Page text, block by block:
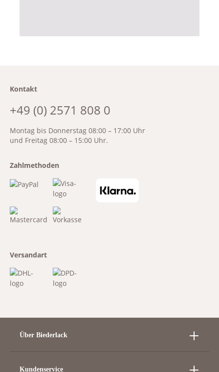
Kontakt
+49 (0) 2571 808 0
Montag bis Donnerstag 08:00 – 17:00 Uhr
und Freitag 08:00 – 15:00 Uhr.
Zahlmethoden
Versandart
Über Biederlack
Kundenservice